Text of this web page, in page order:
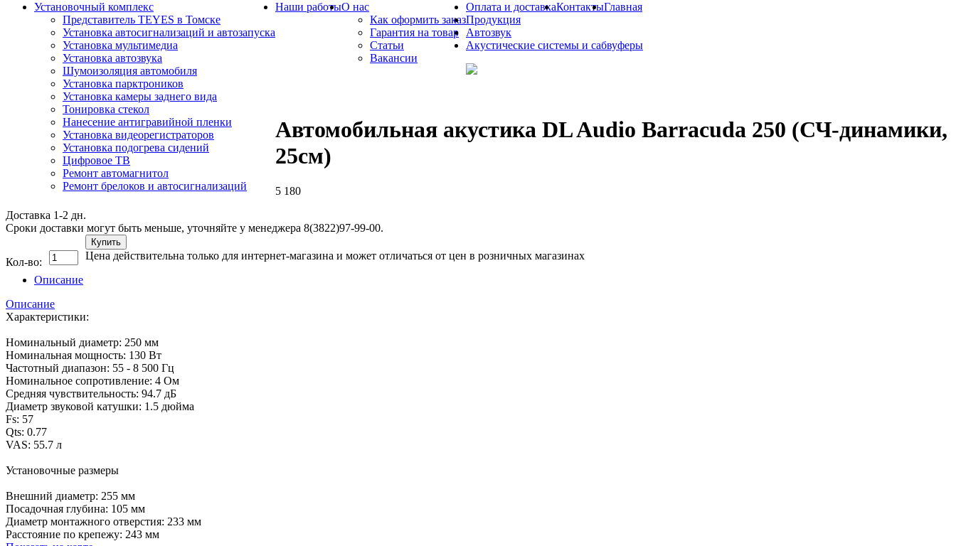
Установочный комплекс
Представитель TEYES в Томске
Установка автосигнализаций и автозапуска
Установка мультимедиа
Установка автозвука
Шумоизоляция автомобиля
Установка парктроников
Установка камеры заднего вида
Тонировка стекол
Нанесение антигравийной пленки
Установка видеорегистраторов
Установка подогрева сидений
Цифровое ТВ
Ремонт автомагнитол
Ремонт брелоков и автосигнализаций
Наши работыО нас
Как оформить заказ
Гарантия на товар
Статьи
Вакансии
Оплата и доставкаКонтактыГлавная
Продукция
Автозвук
Акустические системы и сабвуферы
Автомобильная акустика DL Audio Barracuda 250 (СЧ-динамики,
25см)
5 180
Доставка 1-2 дн.
Сроки доставки могут быть меньше, уточняйте у менеджера 8(3822)97-99-00.
Кол-во:
Купить
Цена действительна только для интернет-магазина и может отличаться от цен в розничных магазинах
Описание
Описание
Характеристики:
Номинальный диаметр: 250 мм
Номинальная мощность: 130 Вт
Частотный диапазон: 55 - 8 500 Гц
Номинальное сопротивление: 4 Ом
Средняя чувствительность: 94.7 дБ
Диаметр звуковой катушки: 1.5 дюйма
Fs: 57
Qts: 0.77
VAS: 55.7 л
Установочные размеры
Внешний диаметр: 255 мм
Посадочная глубина: 105 мм
Диаметр монтажного отверстия: 233 мм
Расстояние по крепежу: 243 мм